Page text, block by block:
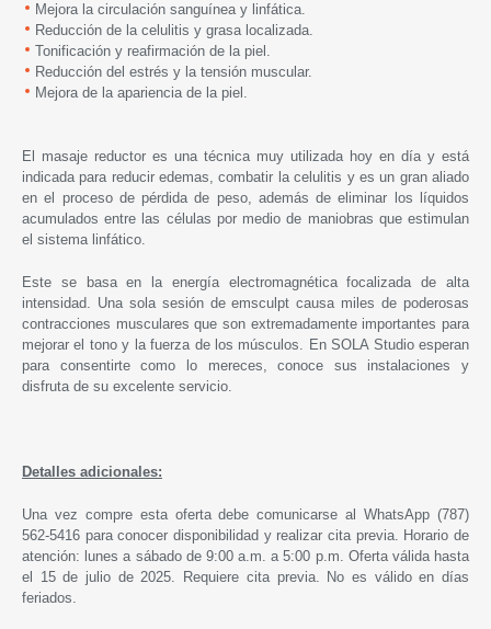
Mejora la circulación sanguínea y linfática.
Reducción de la celulitis y grasa localizada.
Tonificación y reafirmación de la piel.
Reducción del estrés y la tensión muscular.
Mejora de la apariencia de la piel.
El masaje reductor es una técnica muy utilizada hoy en día y está
indicada para reducir edemas, combatir la celulitis y es un gran aliado
en el proceso de pérdida de peso, además de eliminar los líquidos
acumulados entre las células por medio de maniobras que estimulan
el sistema linfático.
Este se basa en la energía electromagnética focalizada de alta
intensidad. Una sola sesión de emsculpt causa miles de poderosas
contracciones musculares que son extremadamente importantes para
mejorar el tono y la fuerza de los músculos. En SOLA Studio esperan
para consentirte como lo mereces, conoce sus instalaciones y
disfruta de su excelente servicio.
Detalles adicionales:
Una vez compre esta oferta debe comunicarse al WhatsApp (787)
562-5416 para conocer disponibilidad y realizar cita previa. Horario de
atención: lunes a sábado de 9:00 a.m. a 5:00 p.m. Oferta válida hasta
el 15 de julio de 2025. Requiere cita previa. No es válido en días
feriados.